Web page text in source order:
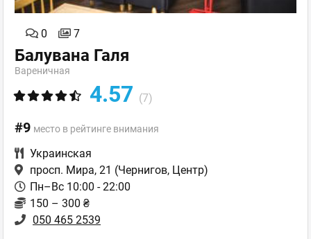
0 7
Балувана Галя
Вареничная
4.57 (7)
#9 место в рейтинге внимания
Украинская
просп. Мира, 21 (Чернигов, Центр)
Пн–Вс 10:00 - 22:00
150 – 300 ₴
050 465 2539